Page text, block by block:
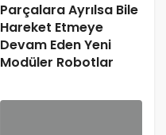
Parçalara Ayrılsa Bile
Hareket Etmeye
Devam Eden Yeni
Modüler Robotlar